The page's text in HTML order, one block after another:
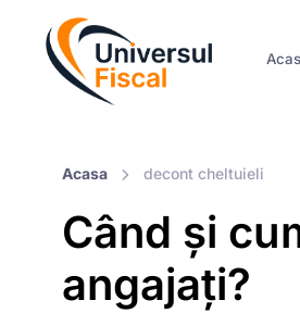
Acasa decont cheltuieli
Când și
angajați?